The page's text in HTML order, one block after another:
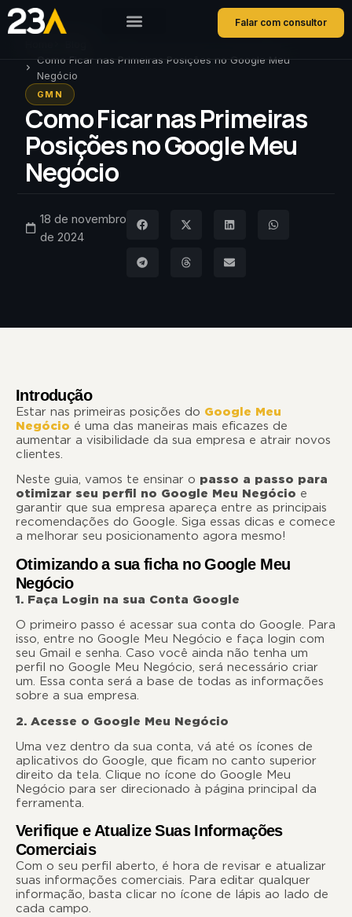
Falar com consultor
Como Ficar nas Primeiras Posições no Google Meu
Negócio
GMN
Como Ficar nas Primeiras
Posições no Google Meu
Negócio
18 de novembro
de 2024
Introdução
Estar nas primeiras posições do Google Meu
Negócio é uma das maneiras mais eficazes de
aumentar a visibilidade da sua empresa e atrair novos
clientes.
Neste guia, vamos te ensinar o passo a passo para
otimizar seu perfil no Google Meu Negócio e
garantir que sua empresa apareça entre as principais
recomendações do Google. Siga essas dicas e comece
a melhorar seu posicionamento agora mesmo!
Otimizando a sua ficha no Google Meu
Negócio
1. Faça Login na sua Conta Google
O primeiro passo é acessar sua conta do Google. Para
isso, entre no Google Meu Negócio e faça login com
seu Gmail e senha. Caso você ainda não tenha um
perfil no Google Meu Negócio, será necessário criar
um. Essa conta será a base de todas as informações
sobre a sua empresa.
2. Acesse o Google Meu Negócio
Uma vez dentro da sua conta, vá até os ícones de
aplicativos do Google, que ficam no canto superior
direito da tela. Clique no ícone do Google Meu
Negócio para ser direcionado à página principal da
ferramenta.
Verifique e Atualize Suas Informações
Comerciais
Com o seu perfil aberto, é hora de revisar e atualizar
suas informações comerciais. Para editar qualquer
informação, basta clicar no ícone de lápis ao lado de
cada campo.